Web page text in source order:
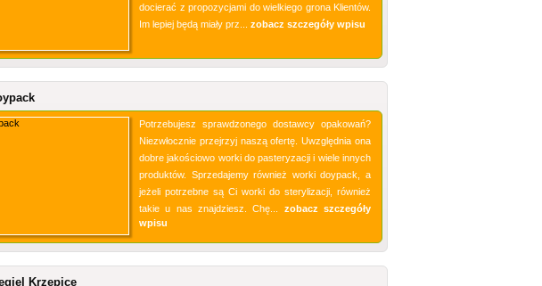
docierać z propozycjami do wielkiego grona Klientów.
Im lepiej będą miały prz... zobacz szczegóły wpisu
Potrzebujesz sprawdzonego dostawcy opakowań?
Niezwłocznie przejrzyj naszą ofertę. Uwzględnia ona
dobre jakościowo worki do pasteryzacji i wiele innych
produktów. Sprzedajemy również worki doypack, a
jeżeli potrzebne są Ci worki do sterylizacji, również
takie u nas znajdziesz. Chę... zobacz szczegóły
wpisu
Krzepice